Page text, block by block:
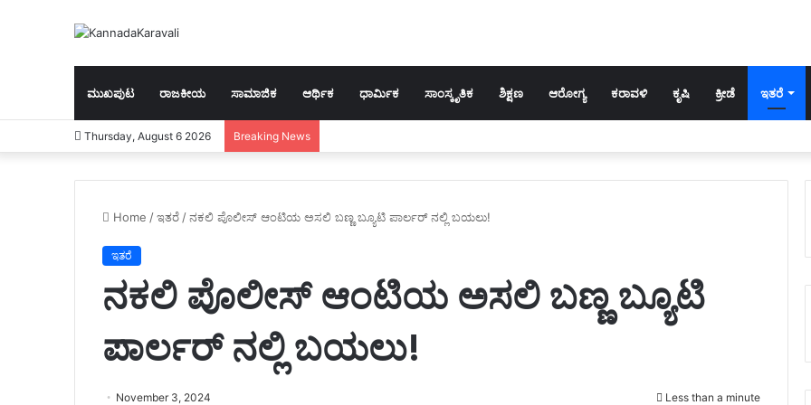
ಮುಖಪುಟ ರಾಜಕೀಯ ಸಾಮಾಜಿಕ ಆರ್ಥಿಕ ಧಾರ್ಮಿಕ ಸಾಂಸ್ಕೃತಿಕ ಶಿಕ್ಷಣ ಆರೋಗ್ಯ ಕರಾವಳಿ ಕೃಷಿ ಕ್ರೀಡೆ ಇತರೆ
Thursday, August 6 2026 Breaking News
Home / ಇತರೆ / ನಕಲಿ ಪೊಲೀಸ್ ಆಂಟಿಯ ಅಸಲಿ ಬಣ್ಣ ಬ್ಯೂಟಿ ಪಾರ್ಲರ್ ನಲ್ಲಿ ಬಯಲು!
ಇತರೆ
ನಕಲಿ ಪೊಲೀಸ್ ಆಂಟಿಯ ಅಸಲಿ ಬಣ್ಣ ಬ್ಯೂಟಿ
ಪಾರ್ಲರ್ ನಲ್ಲಿ ಬಯಲು!
November 3, 2024 Less than a minute